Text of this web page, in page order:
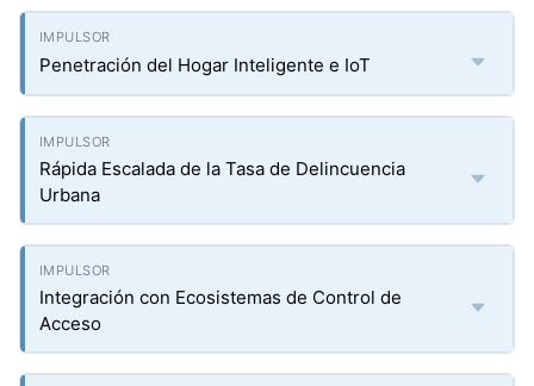
Penetración del Hogar Inteligente e IoT
Rápida Escalada de la Tasa de Delincuencia
Urbana
Integración con Ecosistemas de Control de
Acceso